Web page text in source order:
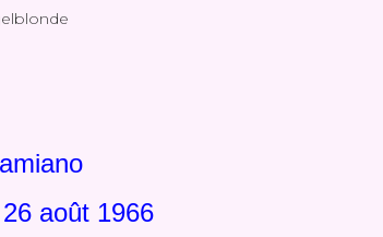
août 1966